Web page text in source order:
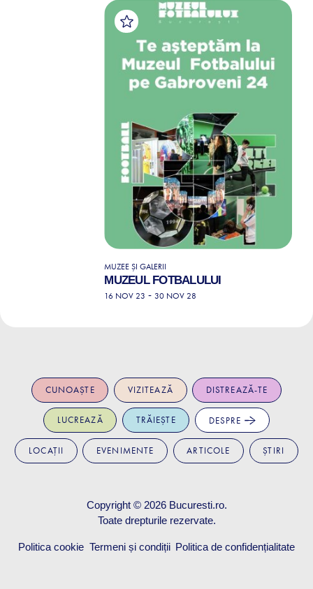
MUZEE ȘI GALERII
MUZEUL FOTBALULUI
16 NOV 23 -30 NOV 28
CUNOAȘTE VIZITEAZĂ DISTREAZĂ-TE
LUCREAZĂ TRĂIEȘTE DESPRE
LOCAȚII EVENIMENTE ARTICOLE ȘTIRI
Copyright © 2026 Bucuresti.ro.
Toate drepturile rezervate.
Politica cookie Termeni și condiții Politica de confidențialitate